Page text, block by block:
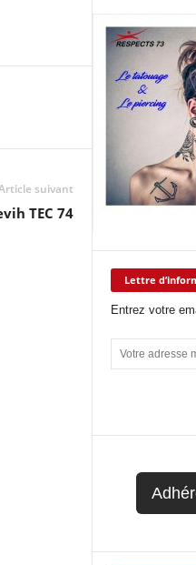
suivant
TEC 74
Lettre
Entrez votre